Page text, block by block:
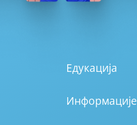
Едукација
Информације